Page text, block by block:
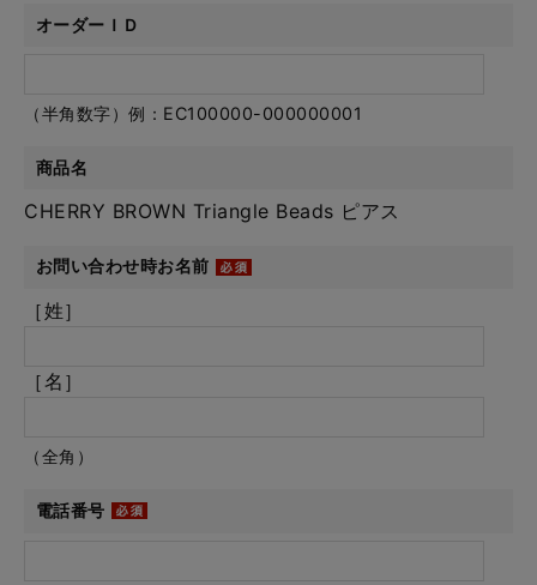
オーダーＩＤ
（半角数字）例：EC100000-000000001
商品名
CHERRY BROWN Triangle Beads ピアス
お問い合わせ時お名前
［姓］
［名］
（全角）
電話番号